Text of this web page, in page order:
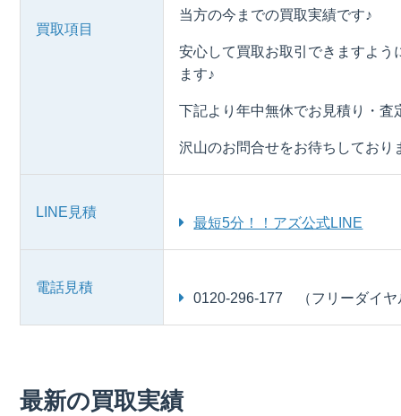
買取項目
当方の今までの買取実績です♪
安心して買取お取引できますよう
ます♪
下記より年中無休でお見積り・査
沢山のお問合せをお待ちしており
LINE見積
最短5分！！アズ公式LINE
電話見積
0120-296-177 （フリーダイヤ
最新の買取実績